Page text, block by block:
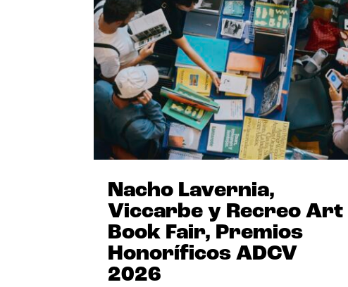
Nacho Lavernia,
Viccarbe y Recreo Art
Book Fair, Premios
Honoríficos ADCV
2026